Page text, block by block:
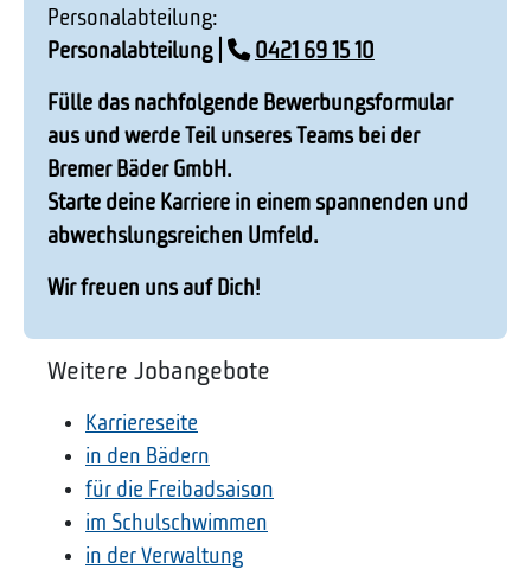
Personalabteilung:
Personalabteilung |
0421 69 15 10
Fülle das nachfolgende Bewerbungsformular
aus und werde Teil unseres Teams bei der
Bremer Bäder GmbH.
Starte deine Karriere in einem spannenden und
abwechslungsreichen Umfeld.
Wir freuen uns auf Dich!
Weitere Jobangebote
Karriereseite
in den Bädern
für die Freibadsaison
im Schulschwimmen
in der Verwaltung